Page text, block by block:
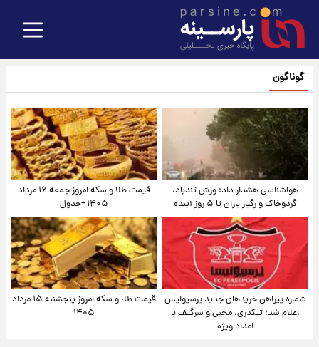
گوناگون
هواشناسی هشدار داد: وزش تندباد،
گردوخاک و رگبار باران تا ۵ روز آینده
قیمت طلا و سکه امروز جمعه ۱۶ مرداد
۱۴۰۵ +جدول
شماره پیراهن خریدهای جدید پرسپولیس
اعلام شد؛ تیکدری، محبی و سرگیف با
اعداد ویژه
قیمت طلا و سکه امروز پنجشنبه ۱۵ مرداد
۱۴۰۵